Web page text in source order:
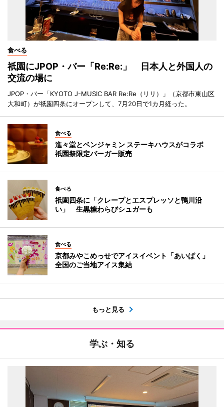
食べる
祇園にJPOP・バー「Re:Re:」 日本人と外国人の
交流の場に
JPOP・バー「KYOTO J-MUSIC BAR Re:Re（リリ）」（京都市東山区
大和町）が祇園四条にオープンして、7月20日で1カ月経った。
食べる
進々堂とベンジャミン ステーキハウスがコラボ
祇園祭限定バーガー販売
食べる
祇園四条に「クレープとエスプレッソと鴨川沿
い」 生黒糖わらびシュガーも
食べる
京都みやこめっせでアイスイベント「あいぱく」
全国のご当地アイス集結
もっと見る
学ぶ・知る